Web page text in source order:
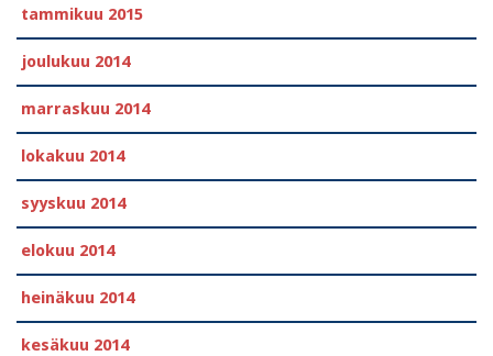
tammikuu 2015
joulukuu 2014
marraskuu 2014
lokakuu 2014
syyskuu 2014
elokuu 2014
heinäkuu 2014
kesäkuu 2014